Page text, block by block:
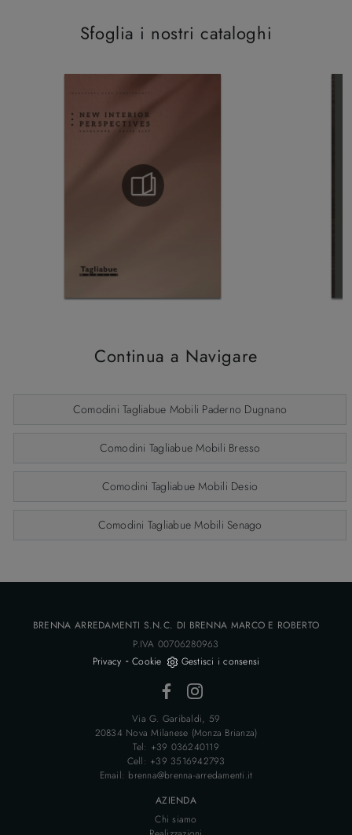
Sfoglia i nostri cataloghi
Continua a Navigare
Comodini Tagliabue Mobili Paderno Dugnano
Comodini Tagliabue Mobili Bresso
Comodini Tagliabue Mobili Desio
Comodini Tagliabue Mobili Senago
BRENNA ARREDAMENTI S.N.C. DI BRENNA MARCO E ROBERTO
P.IVA 00706280963
Privacy -Cookie Gestisci i consensi
Via G. Garibaldi, 59
20834 Nova Milanese (Monza Brianza)
Tel: +39 036240119
Cell: +39 3516942793
Email: brenna@brenna-arredamenti.it
AZIENDA
Chi siamo